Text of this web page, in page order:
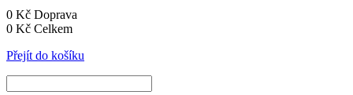
0 Kč Doprava
0 Kč Celkem
Přejít do košíku